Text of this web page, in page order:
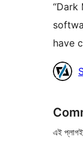
“Dark
have
এই